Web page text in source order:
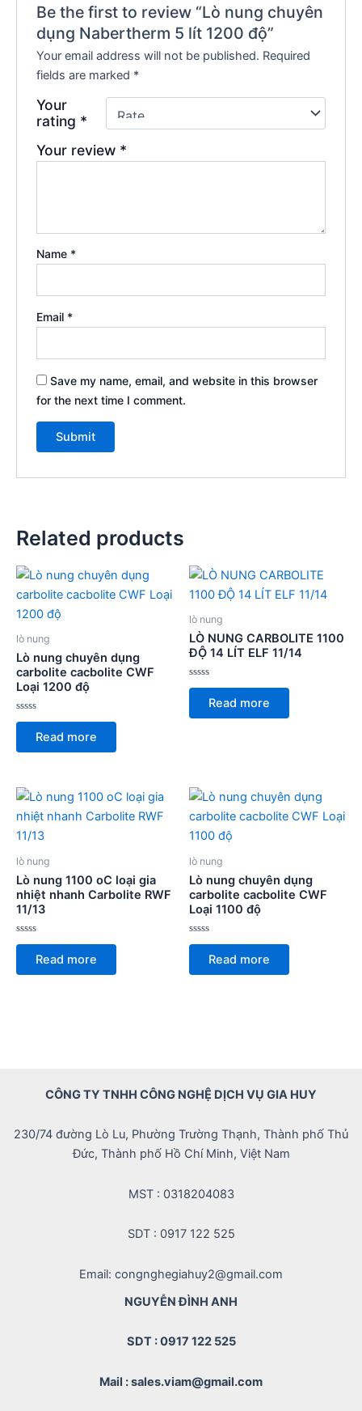
Be the first to review “Lò nung chuyên
dụng Nabertherm 5 lít 1200 độ”
Your email address will not be published. Required
fields are marked *
Your
rating *
Your review *
Name *
Email *
Save my name, email, and website in this browser
for the next time I comment.
Related products
lò nung
Lò nung chuyên dụng
carbolite cacbolite CWF
Loại 1200 độ
Rated
of
Read more
lò nung
LÒ NUNG CARBOLITE 1100
ĐỘ 14 LÍT ELF 11/14
Rated
of
Read more
lò nung
Lò nung 1100 oC loại gia
nhiệt nhanh Carbolite RWF
11/13
Rated
of
Read more
lò nung
Lò nung chuyên dụng
carbolite cacbolite CWF
Loại 1100 độ
Rated
of
Read more
CÔNG TY TNHH CÔNG NGHỆ DỊCH VỤ GIA HUY
230/74 đường Lò Lu, Phường Trường Thạnh, Thành phố Thủ
Đức, Thành phố Hồ Chí Minh, Việt Nam
MST : 0318204083
SDT : 0917 122 525
Email: congnghegiahuy2@gmail.com
NGUYỄN ĐÌNH ANH
SDT : 0917 122 525
Mail : sales.viam@gmail.com